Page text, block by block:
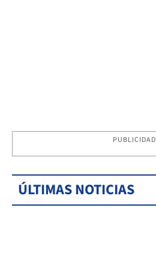
PUBLICIDAD
ÚLTIMAS NOTICIAS